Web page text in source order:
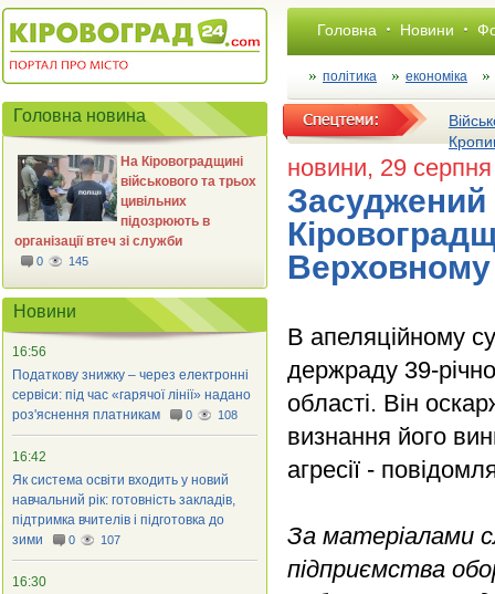
Головна Новини
політика економіка
новини, 29
Засуджений
Верховному
В апеляційному
держраду 39-
області. Він
визнання його
агресії -
За матеріалами
підприємства
Головна новина
На Кіровоградщині
військового та трьох
цивільних
підозрюють в
організації втеч зі служби
0 145
Новини
16:56
Податкову знижку – через електронні
сервіси: під час «гарячої лінії» надано
роз'яснення платникам
0 108
16:42
Як система освіти входить у новий
навчальний рік: готовність закладів,
підтримка вчителів і підготовка до
зими
0 107
16:30